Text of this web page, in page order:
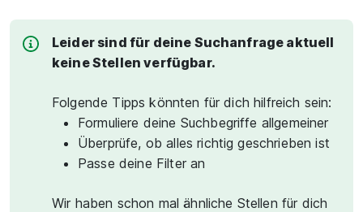
Leider sind für deine Suchanfrage aktuell
keine Stellen verfügbar.
Folgende Tipps könnten für dich hilfreich sein:
Formuliere deine Suchbegriffe allgemeiner
Überprüfe, ob alles richtig geschrieben ist
Passe deine Filter an
Wir haben schon mal ähnliche Stellen für dich